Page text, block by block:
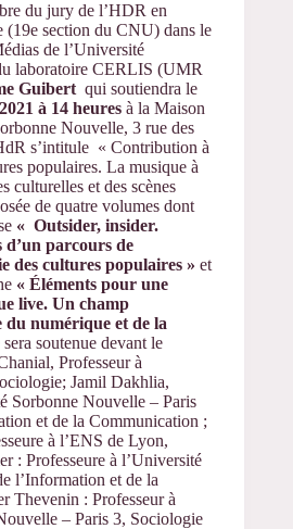
du jury de l’HDR en
(19e section du CNU) dans le
de l’Université
laboratoire CERLIS (UMR
Guibert qui soutiendra le
à 14 heures à la Maison
Nouvelle, 3 rue des
s’intitule « Contribution à
populaires. La musique à
culturelles et des scènes
de quatre volumes dont
« Outsider, insider.
d’un parcours de
des cultures populaires » et
« Éléments pour une
live. Un champ
du numérique et de la
soutenue devant le
Professeur à
Jamil Dakhlia,
Sorbonne Nouvelle – Paris
et de la Communication ;
à l’ENS de Lyon,
: Professeure à l’Université
l’Information et de la
Thevenin : Professeur à
– Paris 3, Sociologie